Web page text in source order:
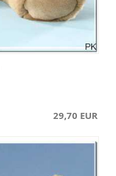
29,70 EUR